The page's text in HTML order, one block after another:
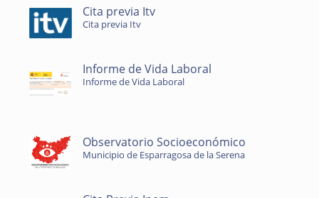
Cita previa Itv
Cita previa Itv
Informe de Vida Laboral
Informe de Vida Laboral
Observatorio Socioeconómico
Municipio de Esparragosa de la Serena